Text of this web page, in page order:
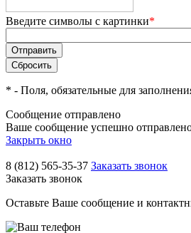
Введите символы с картинки*
* - Поля, обязательные для
Сообщение отправлено
Ваше сообщение успешно
Закрыть окно
8 (812) 565-35-37 Заказать звонок
Заказать звонок
Оставьте Ваше сообщение и